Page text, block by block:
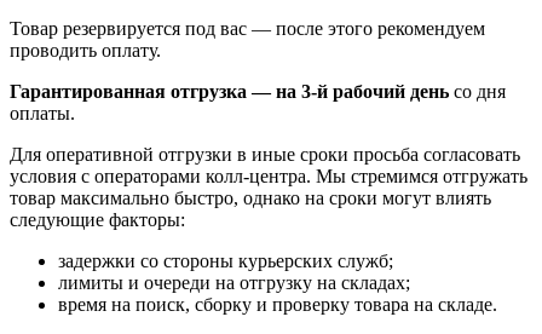
Товар резервируется под вас — после этого рекомендуем
проводить оплату.
Гарантированная отгрузка — на 3‑й рабочий день со дня
оплаты.
Для оперативной отгрузки в иные сроки просьба согласовать
условия с операторами колл‑центра. Мы стремимся отгружать
товар максимально быстро, однако на сроки могут влиять
следующие факторы:
задержки со стороны курьерских служб;
лимиты и очереди на отгрузку на складах;
время на поиск, сборку и проверку товара на складе.